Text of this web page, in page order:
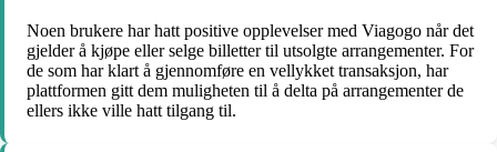
Noen brukere har hatt positive opplevelser med Viagogo når det
gjelder å kjøpe eller selge billetter til utsolgte arrangementer. For
de som har klart å gjennomføre en vellykket transaksjon, har
plattformen gitt dem muligheten til å delta på arrangementer de
ellers ikke ville hatt tilgang til.